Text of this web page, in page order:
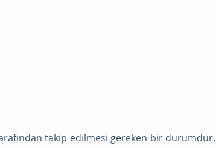
takip edilmesi gereken bir durumdur.